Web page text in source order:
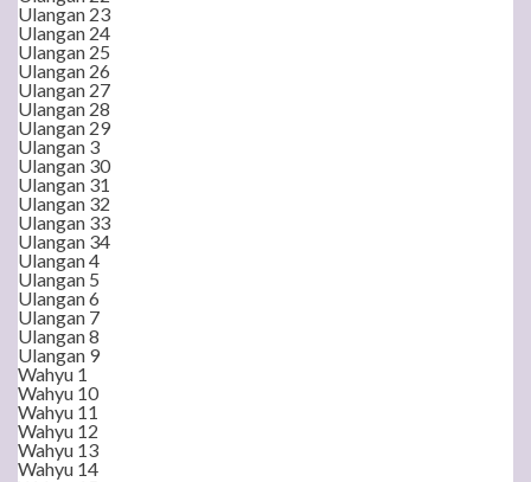
Ulangan 23
Ulangan 24
Ulangan 25
Ulangan 26
Ulangan 27
Ulangan 28
Ulangan 29
Ulangan 3
Ulangan 30
Ulangan 31
Ulangan 32
Ulangan 33
Ulangan 34
Ulangan 4
Ulangan 5
Ulangan 6
Ulangan 7
Ulangan 8
Ulangan 9
Wahyu 1
Wahyu 10
Wahyu 11
Wahyu 12
Wahyu 13
Wahyu 14